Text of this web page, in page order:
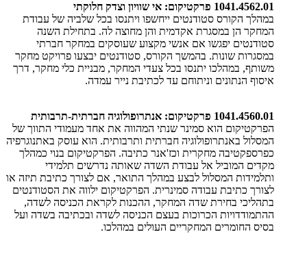
1041.4562.01 פרקטיקום: אי שוויון וצדק חלוקתי
במהלך הקורס סטודנטים ייחשפו ויתנסו בכל שלביה של עבודת
המחקר הן במסגרת אקדמית והן מחוצה לה. בתחילת השנה
סטודנטים יפגשו אם אנשי מקצוע שעוסקים במחקר חברתי
במסגרות שונות. בהמשך הקורס, סטודנטים יבצעו פרויקט מחקר
משותף, במהלכו יתנסו בכל צעדי המחקר, מבניית כלי מחקר, דרך
איסוף הנתונים וניתוחם עד לכתיבת נייר עמדה.
1041.4560.01 פרקטיקום: אנתרופולוגיה חברתית-תרבותית
הפרקטיקום הוא סמינר שנתי המהווה את אחד מעמודי התווך של
המסלול באנתרופולוגיה חברתית ותרבותית. הוא עוסק באתנוגרפיה
כפרספקטיבה מחקרית וכז'אנר כתיבה. הפרקטיקום בנוי כמהלך
מקדים המוביל אל עבודת השדה שאותה נדרשים תלמידי
ותלמידות המסלול לבצע במהלך התואר, אם לצורך כתיבת תיזה או
לצורך כתיבת עבודה סמינרית. הפרקטיקום ילווה את הסטודנטים
בתהליכי בחירת שדה המחקר, ההכנות לקראת הכניסה לשדה,
ההתמודדויות הכרוכות בעצם הכניסה לשדה ובכתיבה בשדה ועל
בסיס החומרים המחקריים העולים במהלכו.